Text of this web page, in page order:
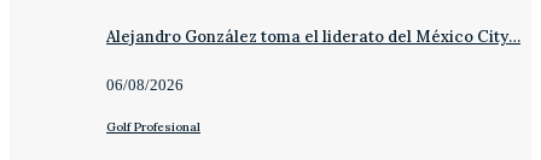
Alejandro González toma el liderato del México City…
06/08/2026
Golf Profesional